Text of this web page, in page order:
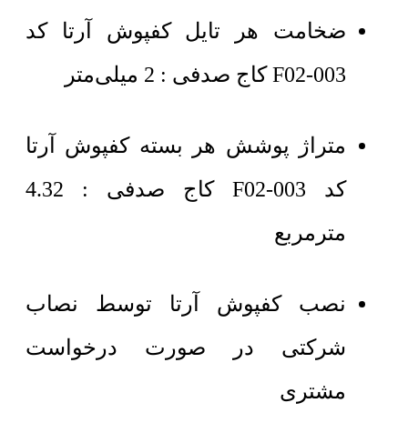
ضخامت هر تایل کفپوش آرتا کد
F02-003 کاج صدفی : 2 میلی‌متر
متراژ پوشش هر بسته کفپوش آرتا
کد F02-003 کاج صدفی : 4.32
مترمربع
نصب کفپوش آرتا توسط نصاب
شرکتی در صورت درخواست
مشتری